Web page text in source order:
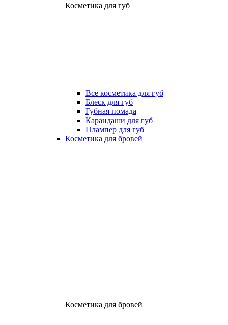
Косметика для губ
Все косметика для губ
Блеск для губ
Губная помада
Карандаши для губ
Плампер для губ
Косметика для бровей
Косметика для бровей